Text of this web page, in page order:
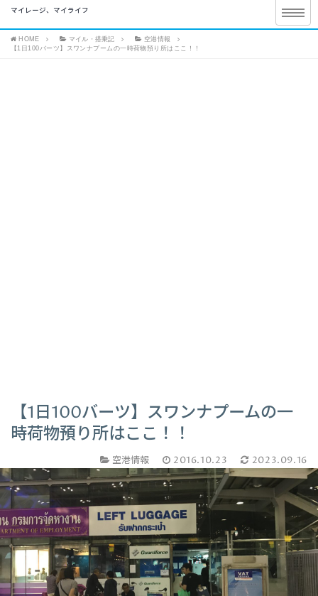
マイレージ、マイライフ
HOME マイル・搭乗記
空港情報
【1日100バーツ】スワンナプームの一時荷物預り所はここ！！
【1日100バーツ】スワンナプームの一
時荷物預り所はここ！！
空港情報 2016.10.23 2023.09.16